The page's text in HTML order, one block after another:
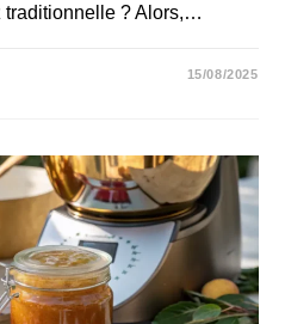
traditionnelle ? Alors,…
15/08/2025